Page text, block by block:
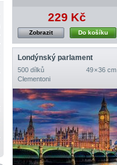
229 Kč
Do košíku
Zobrazit
Londýnský parlament
500 dílků
49 × 36 cm
Clementoni